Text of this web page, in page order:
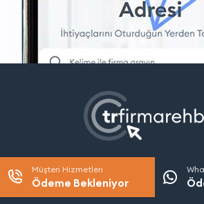
Müşteri Hizmetleri
Ödeme Bekleniyor